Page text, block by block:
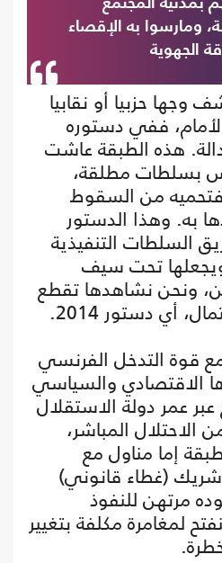
ومارسوا به الإقصاء
الجهوية
وجها حزبيا أو نقابيا
ففي دستوره
هذه الطبقة عاشت
بسلطات مطلقة،
من السقوط
به. وهذا الدستور
السلطات التنفيذية
تحت سيف
ونحن نشاهدها تقطع
أي دستور 2014.
قوة التدخل الفرنسي
الاقتصادي والسياسي
عمر دولة الاستقلال
الاحتلال المباشر،
إما مناول مع
(غطاء قانوني)
مرتهن للنفوذ
لمغامرة مكلفة بتغيير